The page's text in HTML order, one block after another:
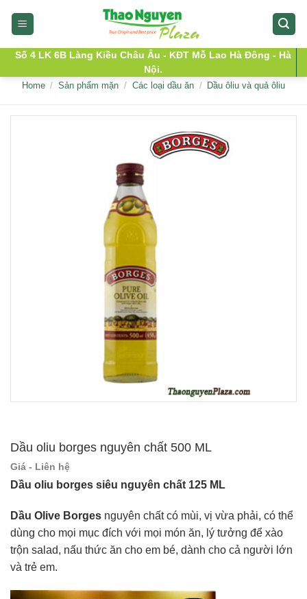
Số 4 LK 6B Làng Kiều Châu Âu - KĐT Mỗ Lao Hà Đông - Hà
Nội.
Home / Sản phẩm mặn / Các loại dầu ăn / Dầu ôliu và quả ôliu
Dầu oliu borges nguyên chất 500 ML
Giá - Liên hệ
Dầu oliu borges siêu nguyên chất 125 ML
Dầu Olive Borges nguyên chất có mùi, vị vừa phải, có thể
dùng cho mọi mục đích với mọi món ăn, lý tưởng để xào
trộn salad, nấu thức ăn cho em bé, dành cho cả người lớn
và trẻ em.